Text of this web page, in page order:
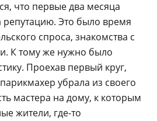
что первые два месяца
Это было время
спроса, знакомства с
К тому же нужно было
Проехав первый круг,
убрала из своего
мастера на дому, к которым
жители, где-то